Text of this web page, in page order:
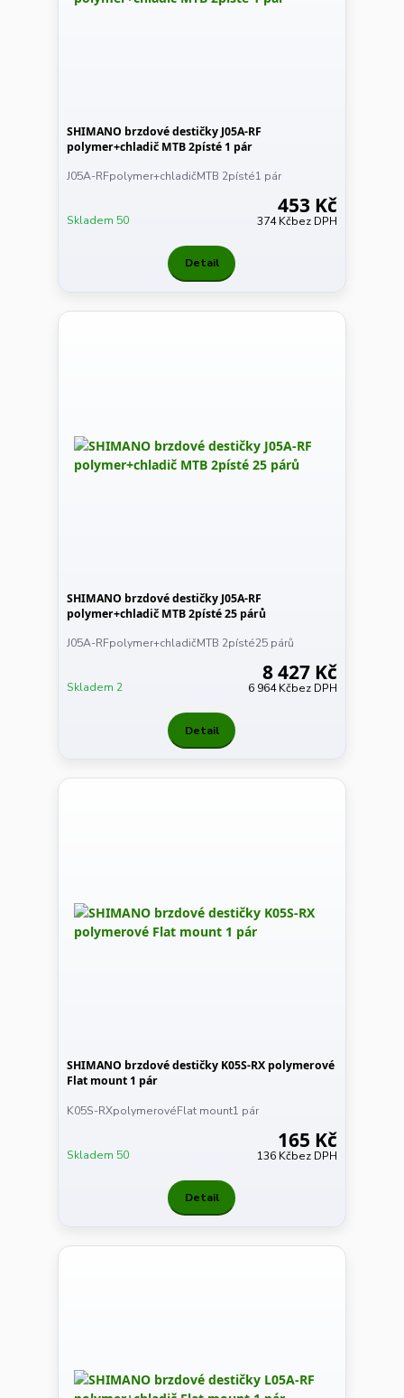
SHIMANO brzdové destičky J05A-RF
polymer+chladič MTB 2písté 1 pár
J05A-RFpolymer+chladičMTB 2písté1 pár
453 Kč
374 Kčbez DPH
Skladem 50
Detail
SHIMANO brzdové destičky J05A-RF
polymer+chladič MTB 2písté 25 párů
J05A-RFpolymer+chladičMTB 2písté25 párů
8 427 Kč
6 964 Kčbez DPH
Skladem 2
Detail
SHIMANO brzdové destičky K05S-RX polymerové
Flat mount 1 pár
K05S-RXpolymerovéFlat mount1 pár
165 Kč
136 Kčbez DPH
Skladem 50
Detail